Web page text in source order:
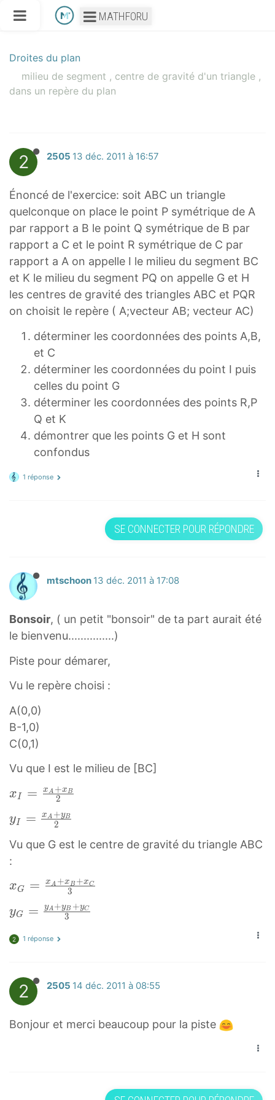
MATHFORU
Droites du plan
milieu de segment , centre de gravité d'un triangle ,
dans un repère du plan
2 2505 13 déc. 2011 à 16:57
Énoncé de l'exercice: soit ABC un triangle
quelconque on place le point P symétrique de A
par rapport a B le point Q symétrique de B par
rapport a C et le point R symétrique de C par
rapport a A on appelle I le milieu du segment BC
et K le milieu du segment PQ on appelle G et H
les centres de gravité des triangles ABC et PQR
on choisit le repère ( A;vecteur AB; vecteur AC)
déterminer les coordonnées des points A,B,
et C
déterminer les coordonnées du point I puis
celles du point G
déterminer les coordonnées des points R,P
Q et K
démontrer que les points G et H sont
confondus
1 réponse
SE CONNECTER POUR RÉPONDRE
mtschoon 13 déc. 2011 à 17:08
Bonsoir, ( un petit "bonsoir" de ta part aurait été
le bienvenu...............)
Piste pour démarer,
Vu le repère choisi :
A(0,0)
B-1,0)
C(0,1)
Vu que I est le milieu de [BC]
x
=
x
A
x
2
x
=
\
f
r
xI = 2
xA +xB
y
=
x
A
y
B
2
_
I
=
\
yI = 2
x A +yB
Vu que G est le centre de gravité du triangle ABC
:
x
=
x
A
x
B
x
xG = 3
x A +x B +xC
y
=
A
+
y
B
yG = 3
yA +yB +yC
2 1 réponse
2 2505 14 déc. 2011 à 08:55
Bonjour et merci beaucoup pour la piste